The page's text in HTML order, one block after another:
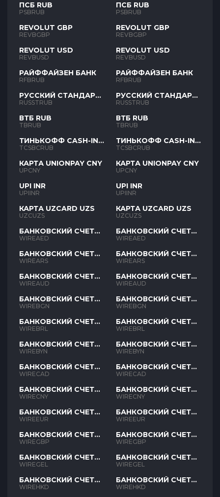
ПСБ RUB
PSBRUB
REVOLUT GBP
REVBGBP
REVOLUT USD
REVBUSD
РАЙФФАЙЗЕН БАНК
RFBRUB
РУССКИЙ СТАНДАРТ
RUB
RUSSTRUB
ВТБ RUB
TBRUB
ТИНЬКОФФ CASH-IN
RUB
TCSBCRUB
КАРТА UNIONPAY CNY
UPCNY
UPI INR
UPIINR
КАРТА UZCARD UZS
UZCUZS
БАНКОВСКИЙ СЧЕТ
AED
WIREAED
БАНКОВСКИЙ СЧЕТ
ARS
WIREARS
БАНКОВСКИЙ СЧЕТ
AUD
WIREAUD
БАНКОВСКИЙ СЧЕТ
BGN
WIREBGN
БАНКОВСКИЙ СЧЕТ
BRL
WIREBRL
БАНКОВСКИЙ СЧЕТ
BYN
WIREBYN
БАНКОВСКИЙ СЧЕТ
CAD
WIRECAD
БАНКОВСКИЙ СЧЕТ
CNY
WIRECNY
БАНКОВСКИЙ СЧЕТ
EUR
WIREEUR
БАНКОВСКИЙ СЧЕТ
GBP
WIREGBP
БАНКОВСКИЙ СЧЕТ
GEL
WIREGEL
БАНКОВСКИЙ СЧЕТ
HKD
WIREHKD
ПСБ RUB
PSBRUB
REVOLUT GBP
REVBGBP
REVOLUT USD
REVBUSD
РАЙФФАЙЗЕН БАНК
RFBRUB
РУССКИЙ СТАНДАРТ
RUB
RUSSTRUB
ВТБ RUB
TBRUB
ТИНЬКОФФ CASH-IN
RUB
TCSBCRUB
КАРТА UNIONPAY CNY
UPCNY
UPI INR
UPIINR
КАРТА UZCARD UZS
UZCUZS
БАНКОВСКИЙ СЧЕТ
AED
WIREAED
БАНКОВСКИЙ СЧЕТ
ARS
WIREARS
БАНКОВСКИЙ СЧЕТ
AUD
WIREAUD
БАНКОВСКИЙ СЧЕТ
BGN
WIREBGN
БАНКОВСКИЙ СЧЕТ
BRL
WIREBRL
БАНКОВСКИЙ СЧЕТ
BYN
WIREBYN
БАНКОВСКИЙ СЧЕТ
CAD
WIRECAD
БАНКОВСКИЙ СЧЕТ
CNY
WIRECNY
БАНКОВСКИЙ СЧЕТ
EUR
WIREEUR
БАНКОВСКИЙ СЧЕТ
GBP
WIREGBP
БАНКОВСКИЙ СЧЕТ
GEL
WIREGEL
БАНКОВСКИЙ СЧЕТ
HKD
WIREHKD